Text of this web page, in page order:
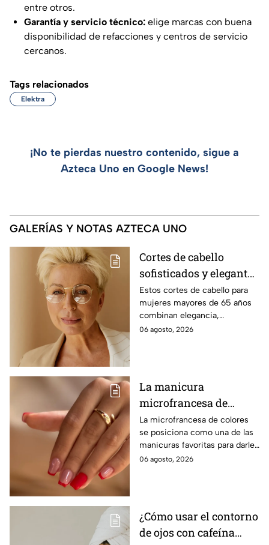
entre otros.
Garantía y servicio técnico: elige marcas con buena
disponibilidad de refacciones y centros de servicio
cercanos.
Tags relacionados
Elektra
¡No te pierdas nuestro contenido, sigue a
Azteca Uno en Google News!
GALERÍAS Y NOTAS AZTECA UNO
Cortes de cabello
sofisticados y elegantes
para mujeres mayores
de 65 años
Estos cortes de cabello para
mujeres mayores de 65 años
combinan elegancia,
comodidad y estilo, con
06 agosto, 2026
La manicura
microfrancesa de
colores que es
tendencia
La microfrancesa de colores
se posiciona como una de las
manicuras favoritas para darle
un toque divertido, delicado y
06 agosto, 2026
¿Cómo usar el contorno
de ojos con cafeína